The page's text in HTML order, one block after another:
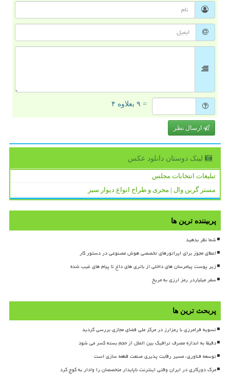
= ۹ بعلاوه ۴
ارسال نظر
لینک دوستان دانلود عكس
تبلیغات انتخابات مجلس
مستر گرین وال | مجری و طراح انواع دیوار سبز
پربیننده ترین ها
شما نظر بدهید
اعطای مجوز برای اپراتورهای تخصصی هوش مصنوعی در دستور کار
زیر پوست پیامرسان های داخلی از باتری های داغ تا پیام های غیب شده
سفر میلیاردر رمز ارزی به مریخ
پربحث ترین ها
تسویه فرامرزی با رمزارز در مرکز ملی فضای مجازی بررسی گردید
دقیقا به اندازه مصرف ترافیک بین الملل از حجم بسته کسر می شود
توسعه فناوری، مسیر رقابت پذیری صنعت قطعه سازی است
مرگ دورکاری در ایران وقتی اینترنت ناپایدار متخصصان را وادار به کوچ کرد